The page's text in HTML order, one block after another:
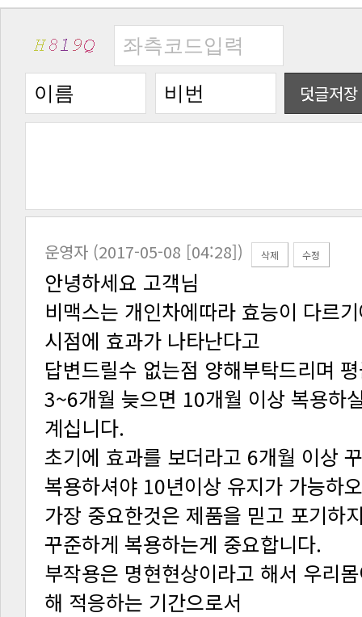
덧글저장
운영자 (2017-05-08 [04:28]) 삭제 수정
안녕하세요 고객님
시점에 효과가 나타난다고
답변드릴수 없는점 양해부탁드리며
계십니다.
초기에 효과를 보더라고 6개월 이상
복용하셔야 10년이상 유지가 가능하
가장 중요한것은 제품을 믿고 포기하
꾸준하게 복용하는게 중요합니다.
해 적응하는 기간으로서